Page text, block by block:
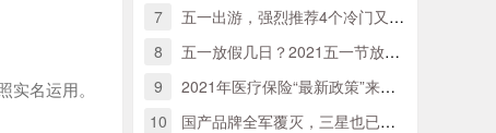
名运用。
7
五一出游，强烈推荐4个冷门又超美丽的旅游地，景色绝美又不担忧人挤人
8
五一放假几日？2021五一节放假分配来了！
9
2021年医疗保险“最新政策”来啦，5月1日宣布执行，什么“转变”须留意？
10
国产品牌全军覆灭，三星也已落伍，美国手机巨头卫冕日本销售量第一